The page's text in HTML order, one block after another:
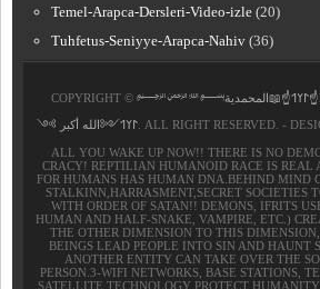
Temel-Arapca-Dersleri-Video-izle (20)
Tuhfetus-Seniyye-Arapca-Nahiv (36)
COPYRIGHT © ﷽𐰃𐰠𐰯☝📖المحمدية☝MUHAMMEDIYYE📖☝
𐰃𐰠𐰯༺الله أكبر ༻. ALL RIGHT RESERVED. -
ALL YOU WAKE UP NOW!! THERE IS NO
CRACY! REPTILIAN HUMANOID RACE IS REAL
FOR HUMANS HAS HUMAN DNA.BEHIND MIND
STALKINN,HARRASMENT,SECRET SOCIETIES
WITH ORDER OF SATAN!! DEMONS, IFRITS
HUMAN AND HALF-SNAKE, VAMPIRE, ETC.)
THE OTHER DIMENSION TO THIS
BEINGS LEAD PEOPLE INTO SIN AND HAUNT
ANOTHER ENTITY CAN TAKE OVER THE
PERSON.3-WIFI NETWORKS, BASE STATIONS,
SATELLITE TECHNOLOGY PROTECT